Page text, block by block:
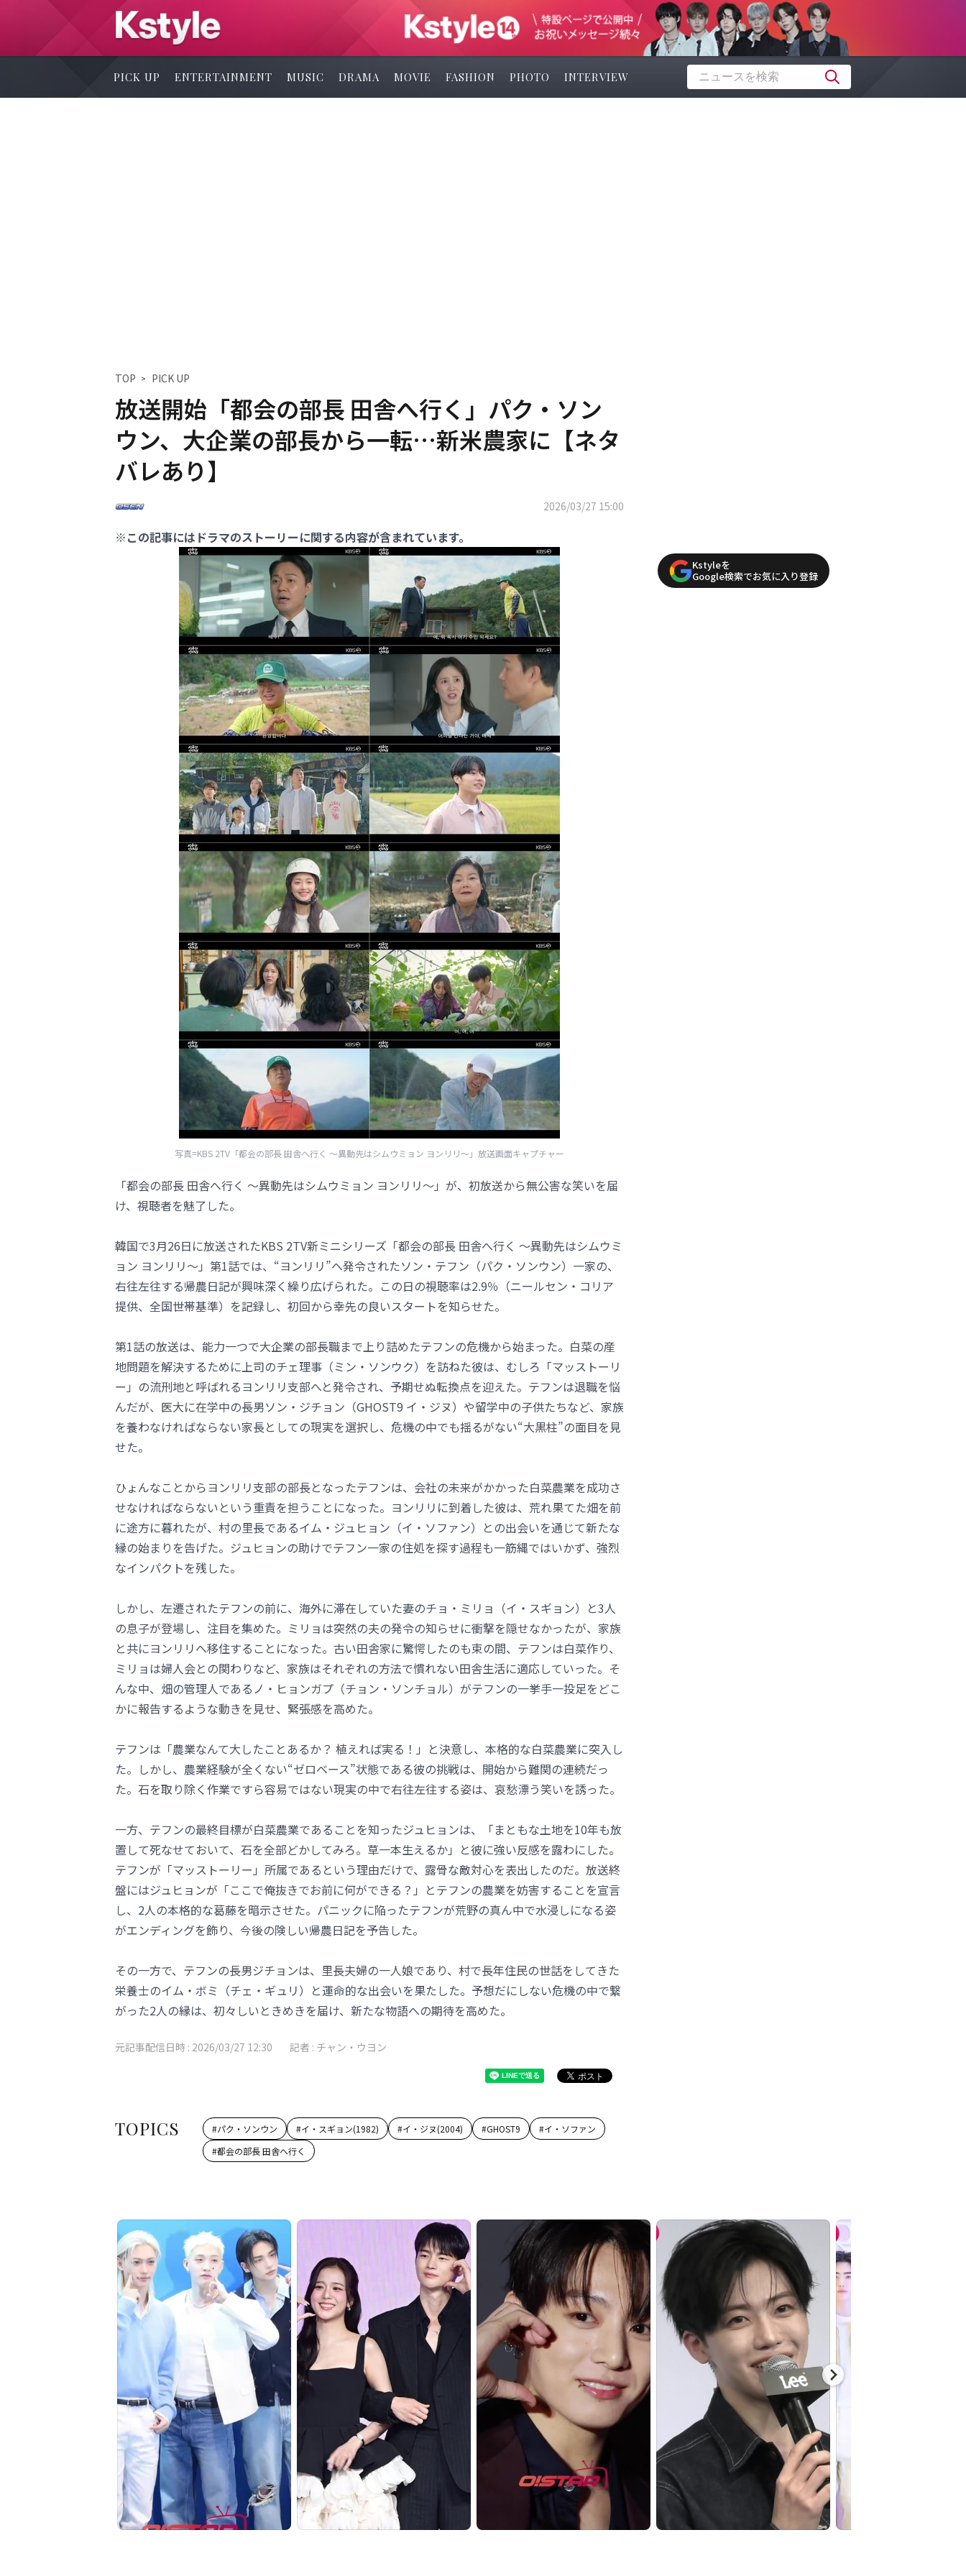
PICK UP ENTERTAINMENT MUSIC DRAMA MOVIE FASHION PHOTO INTERVIEW
TOP PICK UP
放送開始「都会の部長 田舎へ行く」パク・ソン
ウン、大企業の部長から一転…新米農家に【ネタ
バレあり】
2026/03/27 15:00
※この記事にはドラマのストーリーに関する内容が含まれています。
写真=KBS 2TV「都会の部長 田舎へ行く ～異動先はシムウミョン ヨンリリ～」放送画面キャプチャー
「都会の部長 田舎へ行く ～異動先はシムウミョン ヨンリリ～」が、初放送から無公害な笑いを届
け、視聴者を魅了した。
韓国で3月26日に放送されたKBS 2TV新ミニシリーズ「都会の部長 田舎へ行く ～異動先はシムウミ
ョン ヨンリリ～」第1話では、“ヨンリリ”へ発令されたソン・テフン（パク・ソンウン）一家の、
右往左往する帰農日記が興味深く繰り広げられた。この日の視聴率は2.9％（ニールセン・コリア
提供、全国世帯基準）を記録し、初回から幸先の良いスタートを知らせた。
第1話の放送は、能力一つで大企業の部長職まで上り詰めたテフンの危機から始まった。白菜の産
地問題を解決するために上司のチェ理事（ミン・ソンウク）を訪ねた彼は、むしろ「マッストーリ
ー」の流刑地と呼ばれるヨンリリ支部へと発令され、予期せぬ転換点を迎えた。テフンは退職を悩
んだが、医大に在学中の長男ソン・ジチョン（GHOST9 イ・ジヌ）や留学中の子供たちなど、家族
を養わなければならない家長としての現実を選択し、危機の中でも揺るがない“大黒柱”の面目を見
せた。
ひょんなことからヨンリリ支部の部長となったテフンは、会社の未来がかかった白菜農業を成功さ
せなければならないという重責を担うことになった。ヨンリリに到着した彼は、荒れ果てた畑を前
に途方に暮れたが、村の里長であるイム・ジュヒョン（イ・ソファン）との出会いを通じて新たな
縁の始まりを告げた。ジュヒョンの助けでテフン一家の住処を探す過程も一筋縄ではいかず、強烈
なインパクトを残した。
しかし、左遷されたテフンの前に、海外に滞在していた妻のチョ・ミリョ（イ・スギョン）と3人
の息子が登場し、注目を集めた。ミリョは突然の夫の発令の知らせに衝撃を隠せなかったが、家族
と共にヨンリリへ移住することになった。古い田舎家に驚愕したのも束の間、テフンは白菜作り、
ミリョは婦人会との関わりなど、家族はそれぞれの方法で慣れない田舎生活に適応していった。そ
んな中、畑の管理人であるノ・ヒョンガプ（チョン・ソンチョル）がテフンの一挙手一投足をどこ
かに報告するような動きを見せ、緊張感を高めた。
テフンは「農業なんて大したことあるか？ 植えれば実る！」と決意し、本格的な白菜農業に突入し
た。しかし、農業経験が全くない“ゼロベース”状態である彼の挑戦は、開始から難関の連続だっ
た。石を取り除く作業ですら容易ではない現実の中で右往左往する姿は、哀愁漂う笑いを誘った。
一方、テフンの最終目標が白菜農業であることを知ったジュヒョンは、「まともな土地を10年も放
置して死なせておいて、石を全部どかしてみろ。草一本生えるか」と彼に強い反感を露わにした。
テフンが「マッストーリー」所属であるという理由だけで、露骨な敵対心を表出したのだ。放送終
盤にはジュヒョンが「ここで俺抜きでお前に何ができる？」とテフンの農業を妨害することを宣言
し、2人の本格的な葛藤を暗示させた。パニックに陥ったテフンが荒野の真ん中で水浸しになる姿
がエンディングを飾り、今後の険しい帰農日記を予告した。
その一方で、テフンの長男ジチョンは、里長夫婦の一人娘であり、村で長年住民の世話をしてきた
栄養士のイム・ボミ（チェ・ギュリ）と運命的な出会いを果たした。予想だにしない危機の中で繋
がった2人の縁は、初々しいときめきを届け、新たな物語への期待を高めた。
元記事配信日時 : 2026/03/27 12:30 記者 : チャン・ウヨン
TOPICS #パク・ソンウン #イ・スギョン(1982) #イ・ジヌ(2004) #GHOST9 #イ・ソファン
#都会の部長 田舎へ行く
Kstyleを
Google検索でお気に入り登録